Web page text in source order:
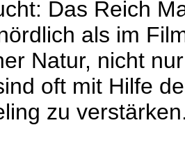
Das Reich
als im
Natur, nicht
oft mit Hilfe
zu